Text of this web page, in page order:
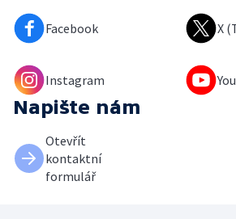
Facebook X
Instagram
Napište nám
Otevřít
kontaktní
formulář